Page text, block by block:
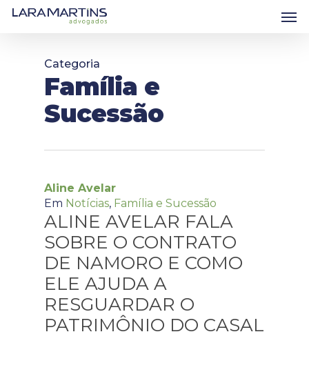
Skip
Categoria
Família e
Sucessão
Aline Avelar
Em Notícias, Família e Sucessão
ALINE AVELAR FALA
SOBRE O CONTRATO
DE NAMORO E COMO
ELE AJUDA A
RESGUARDAR O
PATRIMÔNIO DO CASAL